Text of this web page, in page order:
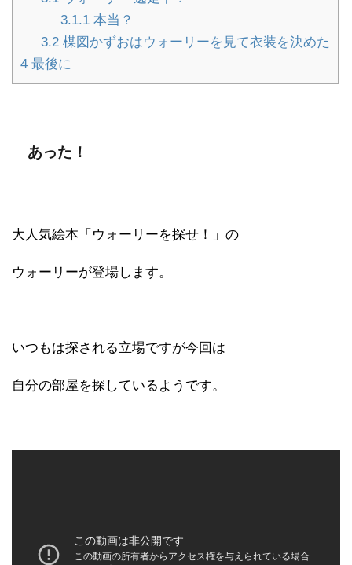
3.1.1 本当？
3.2楳図かずおはウォーリーを見て衣装を決めた
4 最後に
あった！
大人気絵本「ウォーリーを探せ！」の
ウォーリーが登場します。
いつもは探される立場ですが今回は
自分の部屋を探しているようです。